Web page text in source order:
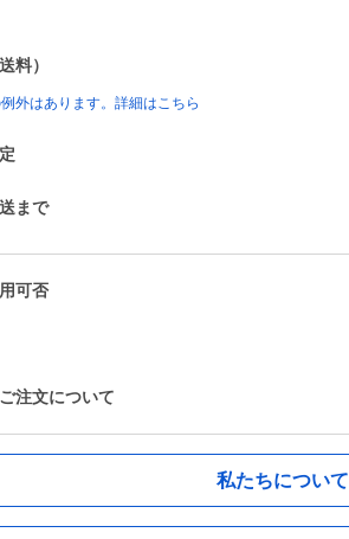
料）
外はあります。詳細はこちら
まで
可否
注文について
私たちについて